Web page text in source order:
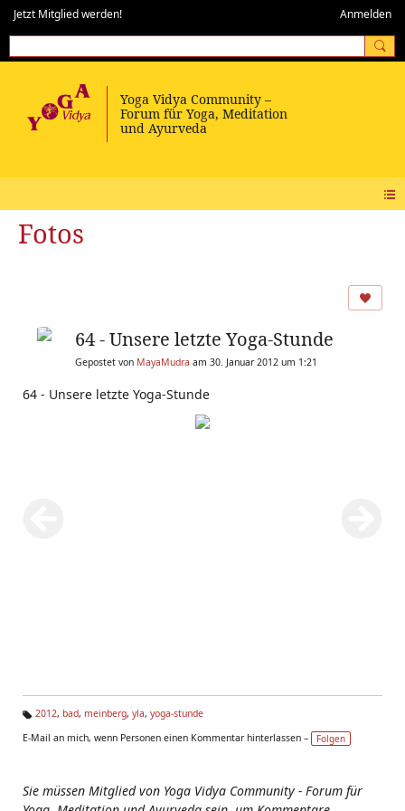
Jetzt Mitglied werden! Anmelden
Fotos
64 - Unsere letzte Yoga-Stunde
Gepostet von MayaMudra am 30. Januar 2012 um 1:21
64 - Unsere letzte Yoga-Stunde
g
2012, bad, meinberg, yla, yoga-stunde
E-Mail an mich, wenn Personen einen Kommentar hinterlassen –
Folgen
Sie müssen Mitglied von Yoga Vidya Community - Forum für